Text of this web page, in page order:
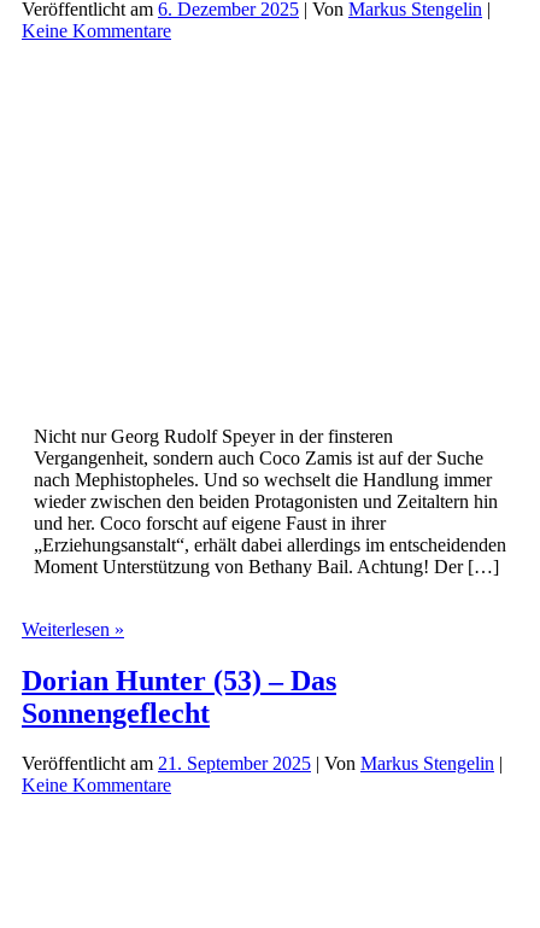
Veröffentlicht am 6. Dezember 2025 | Von Markus Stengelin |
Keine Kommentare
Nicht nur Georg Rudolf Speyer in der finsteren
Vergangenheit, sondern auch Coco Zamis ist auf der Suche
nach Mephistopheles. Und so wechselt die Handlung immer
wieder zwischen den beiden Protagonisten und Zeitaltern hin
und her. Coco forscht auf eigene Faust in ihrer
„Erziehungsanstalt“, erhält dabei allerdings im entscheidenden
Moment Unterstützung von Bethany Bail. Achtung! Der […]
Weiterlesen »
(54)
–
Mephistopheles
Dorian Hunter (53) – Das
Sonnengeflecht
Veröffentlicht am 21. September 2025 | Von Markus Stengelin |
Keine Kommentare